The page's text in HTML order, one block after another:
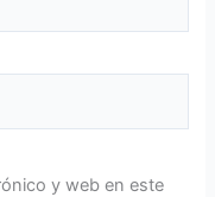
y web en este